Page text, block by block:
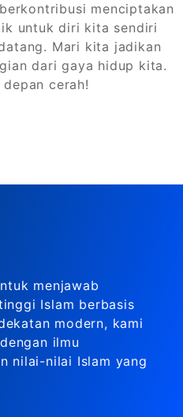
menciptakan
untuk diri kita sendiri
Mari kita jadikan
dari gaya hidup kita.
cerah!
menjawab
Islam berbasis
modern, kami
ilmu
nilai-nilai Islam yang